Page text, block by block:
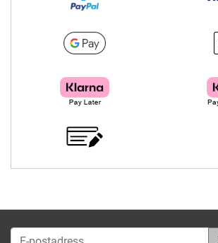
E-postadress